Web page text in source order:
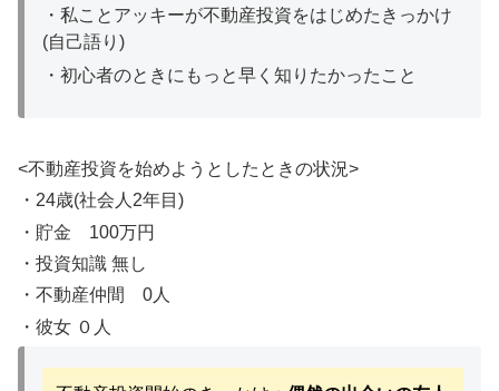
・私ことアッキーが不動産投資をはじめたきっかけ
(自己語り)
・初心者のときにもっと早く知りたかったこと
<不動産投資を始めようとしたときの状況>
・24歳(社会人2年目)
・貯金 100万円
・投資知識 無し
・不動産仲間 0人
・彼女 ０人